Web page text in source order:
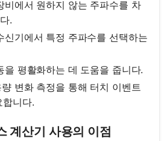
비에서 원하지 않는 주파수를 차
.
신기에서 특정 주파수를 선택하는
을 평활화하는 데 도움을 줍니다.
변화 측정을 통해 터치 이벤트
합니다.
계산기 사용의 이점